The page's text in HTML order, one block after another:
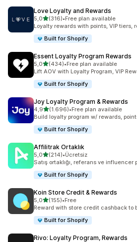
Love Loyalty and Rewards
5,05 yıldız üzerinden
(316)
toplam 316 değerlendirme
•Free plan available
Loyalty rewards with points, VIP tiers,
Built for Shopify
Essent Loyalty Program Rewards
5,05 yıldız üzerinden
(434)
toplam 434 değerlendirme
•Free plan available
Lift AOV with Loyalty Program, VIP
Built for Shopify
Joy Loyalty Program & Rewards
4,95 yıldız üzerinden
(1.696)
toplam 1696 değerlendirme
•Free plan available
Build loyalty program w/ rewards,
Built for Shopify
Affilitrak Ortaklık
5,05 yıldız üzerinden
(214)
toplam 214 değerlendirme
•Ücretsiz
Satış ortaklığı, referans ve influencer
Built for Shopify
Koin Store Credit & Rewards
5,05 yıldız üzerinden
(155)
toplam 155 değerlendirme
•Free
Reward with store credit cashback to
Built for Shopify
Rivo: Loyalty Program, Rewards